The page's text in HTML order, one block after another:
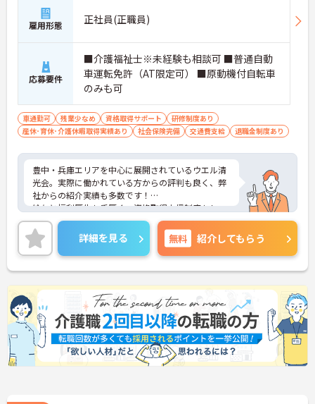
雇用形態 正社員(正職員)
応募要件
■介護福祉士※未経験も相談可 ■普通自動
車運転免許（AT限定可） ■原動機付自転車
のみも可
車通勤可 残業少なめ 資格取得サポート
研修制度あり
産休･育休･介護休暇取得実績あり
社会保険完備 交通費支給 退職金制度あり
豊中・兵庫エリアを中心に展開されているウエル清
光会。実際に働かれている方からの評判も良く、弊
社からの紹介実績も多数です！
給与と福利厚生も手厚く、資格取得支援制度もしっ
かりと用意されています！残業少なめ！マイカー通
勤可◎ご興味ある方には、面接対策ポイントなど、
さらに詳細をお話しいたしますのでお気軽にご相談
ください！
詳細を見る 無料 紹介してもらう